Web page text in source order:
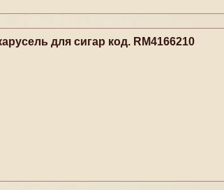
для сигар код. RM4166210